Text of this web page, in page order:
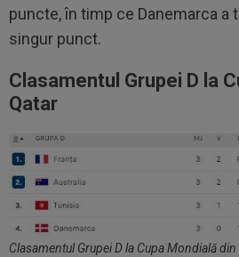
puncte, în timp ce Danemarca a
singur punct.
Clasamentul Grupei D la
Qatar
Clasamentul Grupei D la Cupa Mondială